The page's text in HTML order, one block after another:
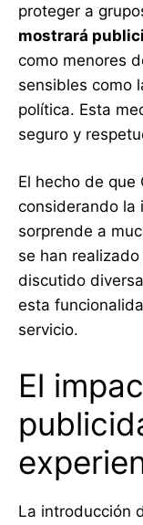
proteger a
mostrará
como menores
sensibles como
política. Esta
seguro y
El hecho de que
considerando la
sorprende a
se han
discutido
esta
servicio.
El
La introducción